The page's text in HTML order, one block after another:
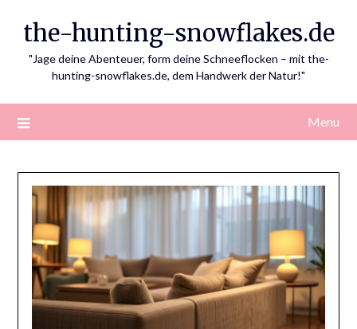
the-hunting-snowflakes.de
"Jage deine Abenteuer, form deine Schneeflocken – mit the-
hunting-snowflakes.de, dem Handwerk der Natur!"
Menu